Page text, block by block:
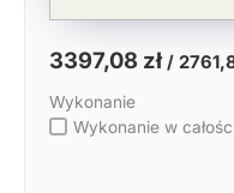
3397,08 zł /
Wykonanie
Wykonanie w